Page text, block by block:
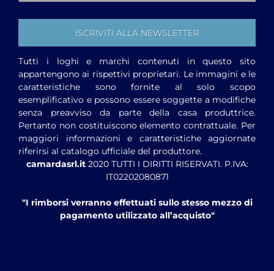
Tutti i loghi e marchi contenuti in questo sito
appartengono ai rispettivi proprietari. Le immagini e le
caratteristiche sono fornite al solo scopo
esemplificativo e possono essere soggette a modifiche
senza preavviso da parte della casa produttrice.
Pertanto non costituiscono elemento contrattuale. Per
maggiori informazioni e caratteristiche aggiornate
riferirsi al catalogo ufficiale del produttore.
camardasrl.it2020 TUTTI I DIRITTI RISERVATI. P.IVA:
IT02202080871
"I rimborsi verranno effettuati sullo stesso mezzo di
pagamento utilizzato all’acquisto"